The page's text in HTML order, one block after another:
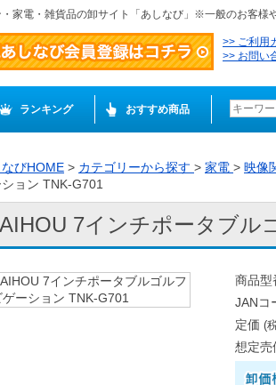
家電・雑貨品の卸サイト「あしなび」※一般のお客様
ご利用
お問い
ランキング おすすめ商品
びHOME > カテゴリーから探す > 家電 > 映像
ョン TNK-G701
7インチポータブル
商品型
JANコ
定価 (
想定売